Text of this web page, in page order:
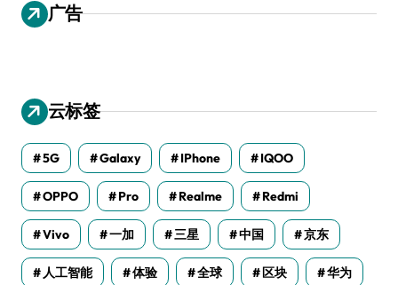
广告
云标签
5G Galaxy IPhone IQOO
OPPO Pro Realme Redmi
Vivo 一加 三星 中国 京东
人工智能 体验 全球 区块 华为